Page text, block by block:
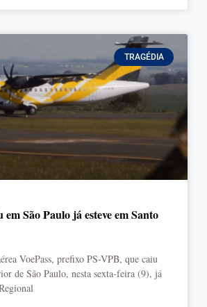
TRAGÉDIA
São Paulo já esteve em Santo
VoePass, prefixo PS-VPB, que caiu
de São Paulo, nesta sexta-feira (9), já